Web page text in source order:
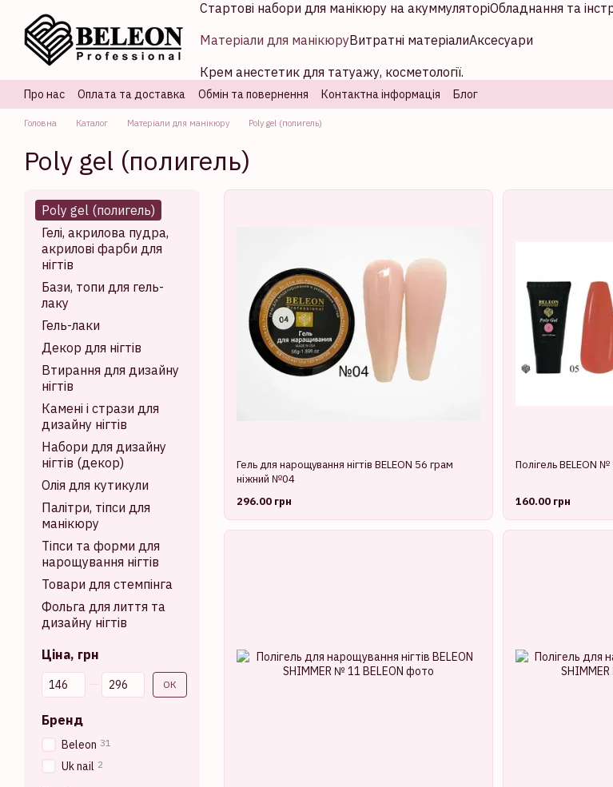
Перейти до основного контенту Стартові набори для манікюру на акуммуляторіОбладнання та
Матеріали для манікюруВитратні матеріалиАксесуари
Крем анестетик для татуажу, косметології.
Про нас Оплата та доставка Обмін та повернення Контактна інформація Блог
Головна Каталог Матеріали для манікюру Poly gel (полигель)
Poly gel (полигель)
Гель для нарощування нігтів BELEON 56 грам
ніжний №04
296.00 грн
Полігель BELEON №
160.00 грн
Poly gel (полигель)
Гелі, акрилова пудра,
акрилові фарби для
нігтів
Бази, топи для гель-
лаку
Гель-лаки
Декор для нігтів
Втирання для дизайну
нігтів
Камені і стрази для
дизайну нігтів
Набори для дизайну
нігтів (декор)
Олія для кутикули
Палітри, тіпси для
манікюру
Тіпси та форми для
нарощування нігтів
Товари для стемпінга
Фольга для лиття та
дизайну нігтів
Ціна, грн
Від Ціна, грн
До Ціна, грн ОК
Бренд
Beleon 31
Uk nail 2